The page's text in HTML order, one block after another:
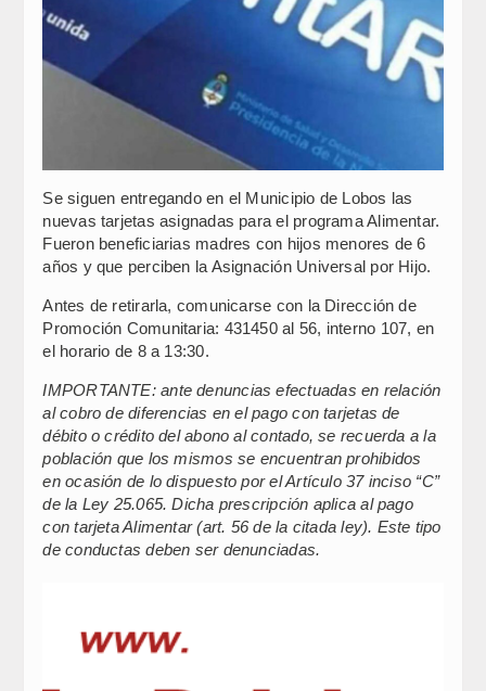
Se siguen entregando en el Municipio de Lobos las
nuevas tarjetas asignadas para el programa Alimentar.
Fueron beneficiarias madres con hijos menores de 6
años y que perciben la Asignación Universal por Hijo.
Antes de retirarla, comunicarse con la Dirección de
Promoción Comunitaria: 431450 al 56, interno 107, en
el horario de 8 a 13:30.
IMPORTANTE: ante denuncias efectuadas en relación
al cobro de diferencias en el pago con tarjetas de
débito o crédito del abono al contado, se recuerda a la
población que los mismos se encuentran prohibidos
en ocasión de lo dispuesto por el Artículo 37 inciso “C”
de la Ley 25.065. Dicha prescripción aplica al pago
con tarjeta Alimentar (art. 56 de la citada ley). Este tipo
de conductas deben ser denunciadas.